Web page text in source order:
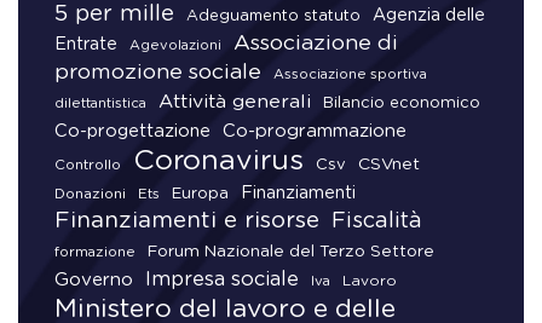
5 per mille Adeguamento statuto
Agenzia delle
Entrate
Agevolazioni
Associazione di
promozione sociale
Associazione sportiva
dilettantistica Attività generali Bilancio economico
Co-progettazione Co-programmazione
Controllo Coronavirus Csv CSVnet
Donazioni Ets Europa Finanziamenti
Finanziamenti e risorse Fiscalità
formazione Forum Nazionale del Terzo Settore
Governo Impresa sociale Iva Lavoro
Ministero del lavoro e delle